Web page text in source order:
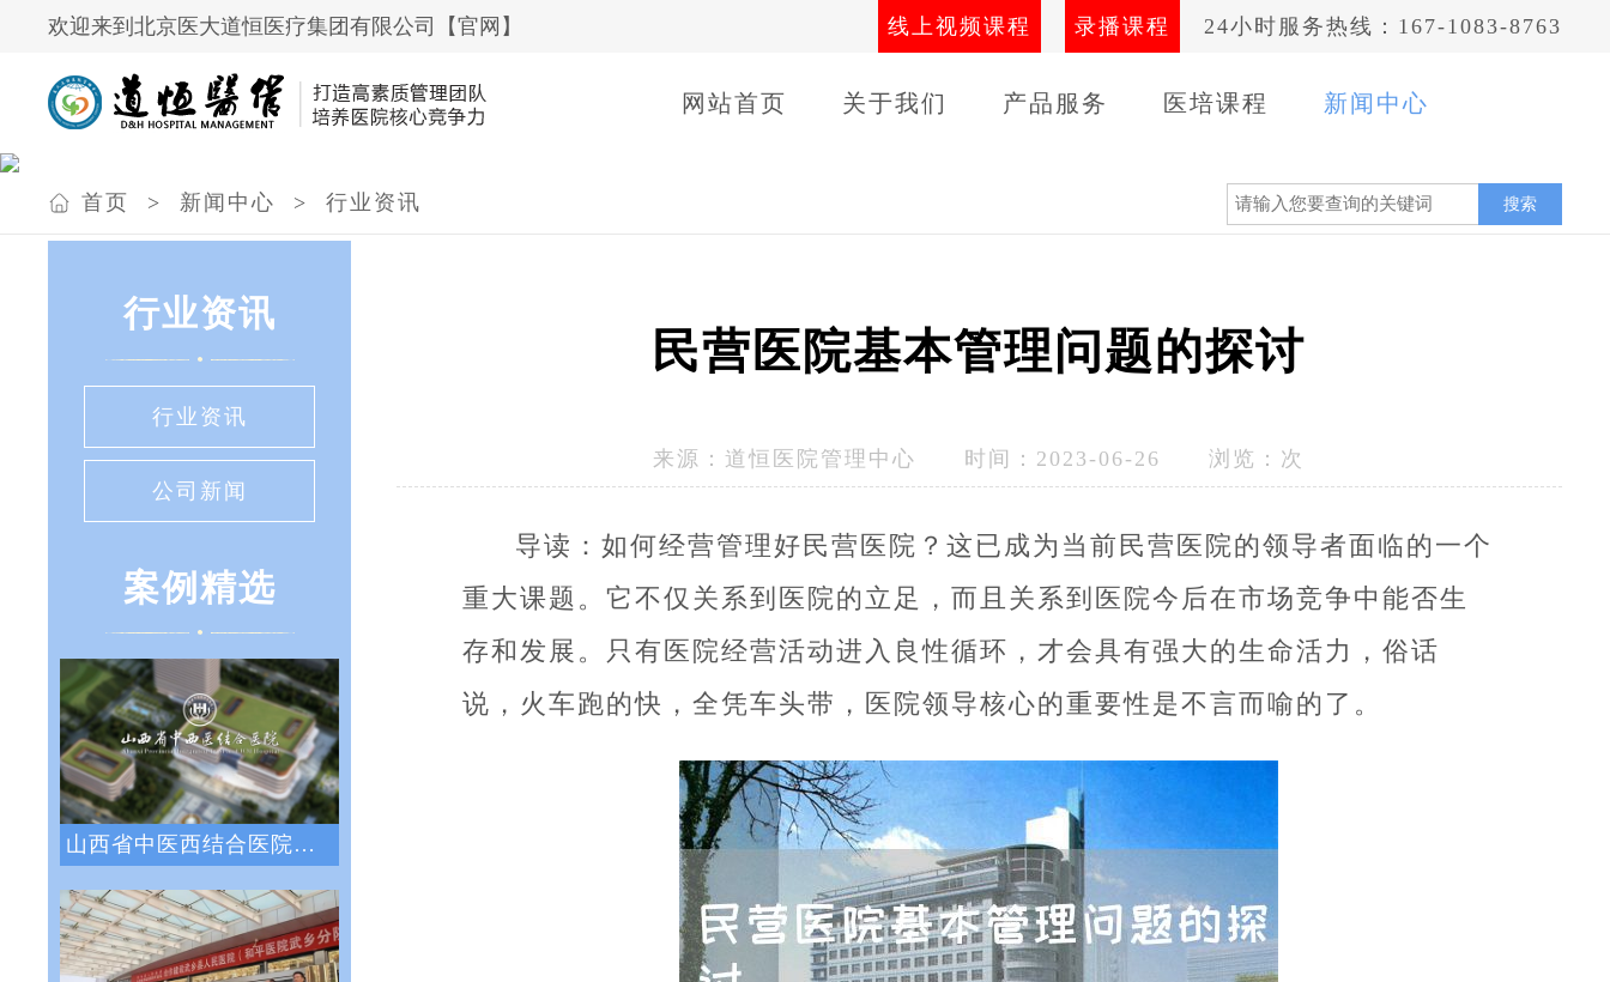
线上视频课程 录播课程 24小时服务热线：167-1083-8763
欢迎来到北京医大道恒医疗集团有限公司【官网】
网站首页 关于我们 产品服务 医培课程 新闻中心
首页 > 新闻中心 > 行业资讯 搜索
行业资讯
行业资讯
公司新闻
案例精选
山西省中医西结合医院战略绩效管理咨询项目
民营医院基本管理问题的探讨
来源： 道恒医院管理中心 时间：2023-06-26 浏览： 次
导读：如何经营管理好民营医院？这已成为当前民营医院的领导者面临的一个
重大课题。它不仅关系到医院的立足，而且关系到医院今后在市场竞争中能否生
存和发展。只有医院经营活动进入良性循环，才会具有强大的生命活力，俗话
说，火车跑的快，全凭车头带，医院领导核心的重要性是不言而喻的了。